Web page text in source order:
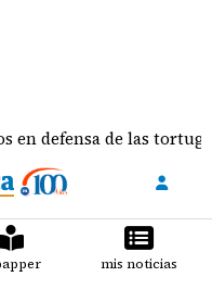
de las tortugas marinas
mis noticias